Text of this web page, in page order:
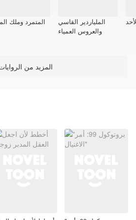
المتمرد وملك
الملياردير القاسي
والعروس العمياء
المزيد من